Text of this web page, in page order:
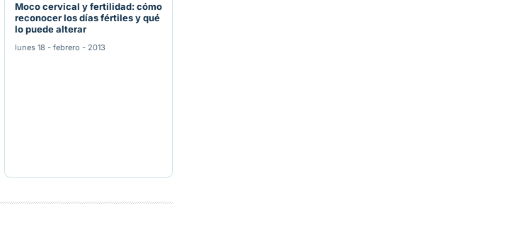
Moco cervical y fertilidad: cómo
reconocer los días fértiles y qué
lo puede alterar
lunes 18 - febrero - 2013